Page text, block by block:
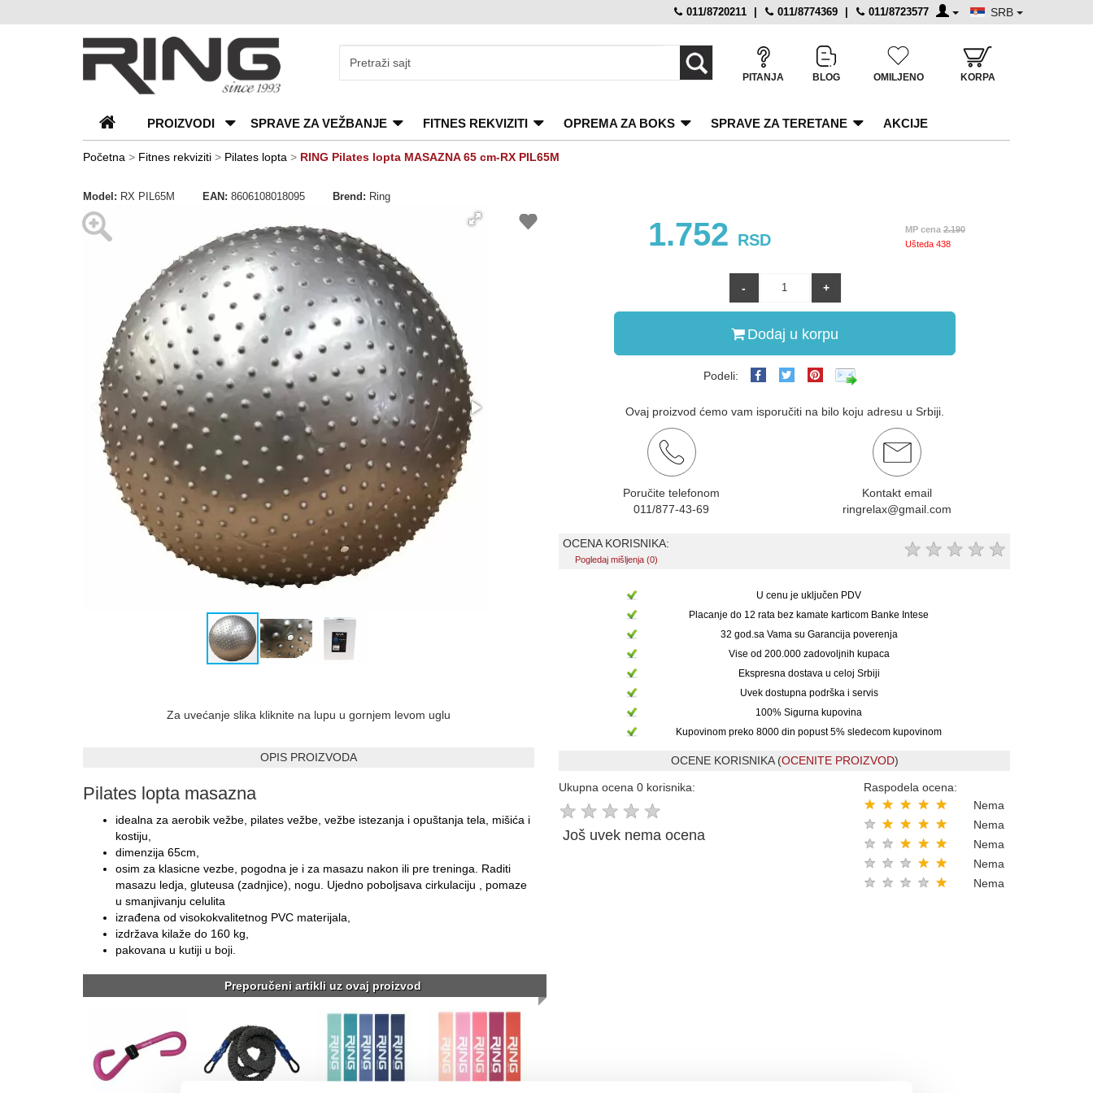
O
nama
Katalozi
Kontakt
Blog
Česta
011/8720211 | 011/8774369 | 011/8723577 SRB
PITANJA BLOG OMILJENO KORPA
PROIZVODI SPRAVE ZA VEŽBANJE FITNES REKVIZITI OPREMA ZA BOKS SPRAVE ZA TERETANE AKCIJE
Početna > Fitnes rekviziti > Pilates lopta > RING Pilates lopta MASAZNA 65 cm-RX PIL65M
Model: RX PIL65M EAN: 8606108018095 Brend: Ring
Za uvećanje slika kliknite na lupu u gornjem levom uglu
OPIS PROIZVODA
Pilates lopta masazna
idealna za aerobik vežbe, pilates vežbe, vežbe istezanja i opuštanja tela, mišića i
kostiju,
dimenzija 65cm,
osim za klasicne vezbe, pogodna je i za masazu nakon ili pre treninga. Raditi
masazu ledja, gluteusa (zadnjice), nogu. Ujedno poboljsava cirkulaciju , pomaze
u smanjivanju celulita
izrađena od visokokvalitetnog PVC materijala,
izdržava kilaže do 160 kg,
pakovana u kutiji u boji.
Preporučeni artikli uz ovaj proizvod
1.752 RSD
MP cena2.190
Ušteda 438
Dodaj u korpu
Podeli:
Ovaj proizvod ćemo vam isporučiti na bilo koju adresu u Srbiji.
Poručite telefonom
011/877-43-69
Kontakt email
ringrelax@gmail.com
OCENA KORISNIKA:
Pogledaj mišljenja (0) ★ ★ ★ ★ ★
U cenu je uključen PDV
Placanje do 12 rata bez kamate karticom Banke Intese
32 god.sa Vama su Garancija poverenja
Vise od 200.000 zadovoljnih kupaca
Ekspresna dostava u celoj Srbiji
Uvek dostupna podrška i servis
100% Sigurna kupovina
Kupovinom preko 8000 din popust 5% sledecom kupovinom
OCENE KORISNIKA (OCENITE PROIZVOD)
Ukupna ocena 0 korisnika:
★ ★ ★ ★ ★
Još uvek nema ocena
Raspodela ocena:
★
★
★
★
★ Nema
★
★
★
★
★ Nema
★
★
★
★
★ Nema
★
★
★
★
★ Nema
★
★
★
★
★ Nema